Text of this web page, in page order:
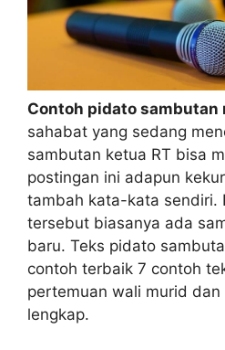
Contoh pidato sambutan
sahabat yang sedang
sambutan ketua RT bisa
postingan ini adapun
tambah kata-kata sendiri.
tersebut biasanya ada
baru. Teks pidato
contoh terbaik 7 contoh
pertemuan wali murid dan
lengkap.